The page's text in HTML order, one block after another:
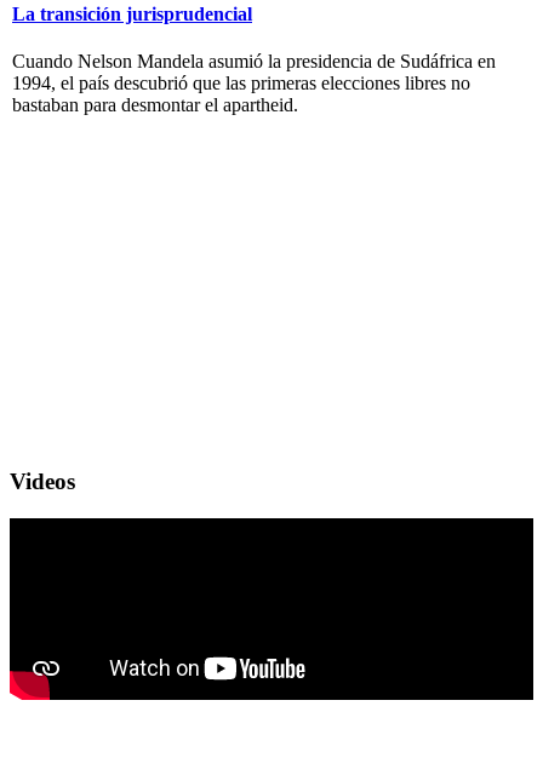
La transición jurisprudencial
Cuando Nelson Mandela asumió la presidencia de Sudáfrica en
1994, el país descubrió que las primeras elecciones libres no
bastaban para desmontar el apartheid.
Videos